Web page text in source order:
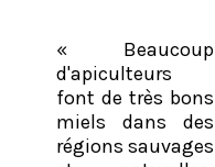
« Beaucoup
d'apiculteurs
font de très bons
miels dans des
régions sauvages